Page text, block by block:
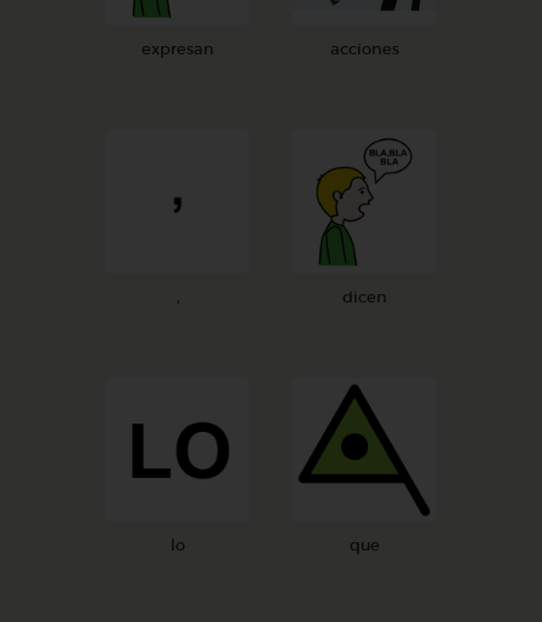
expresan acciones
, dicen
lo que